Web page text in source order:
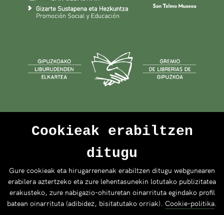
Cookieak erabiltzen
ditugu
Gure cookieak eta hirugarrenenak erabiltzen ditugu webgunearen
erabilera aztertzeko eta zure lehentasunekin lotutako publizitatea
erakusteko, zure nabigazio-ohituretan oinarrituta egindako profil
batean oinarrituta (adibidez, bisitatutako orriak). Cookie-politika.